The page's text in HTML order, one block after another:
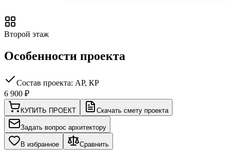
Второй этаж
Особенности проекта
Состав проекта: АР, КР
6 900 ₽
КУПИТЬ ПРОЕКТ Скачать смету проекта
Задать вопрос архитектору
В избранное Сравнить